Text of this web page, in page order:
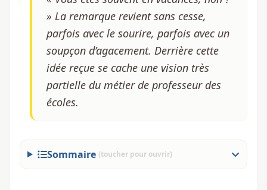
» La remarque revient sans cesse,
parfois avec le sourire, parfois avec un
soupçon d’agacement. Derrière cette
idée reçue se cache une vision très
partielle du métier de professeur des
écoles.
Sommaire (toucher pour ouvrir)